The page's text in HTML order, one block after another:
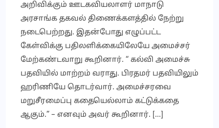
அறிவிக்கும் ஊடகவியலாளர் மாநாடு
அரசாங்க தகவல் திணைக்களத்தில் நேற்று
நடைபெற்றது. இதன்போது எழுப்பட்ட
கேள்விக்கு பதிலளிக்கையிலேயே அமைச்சர்
மேற்கண்டவாறு கூறினார். “ கல்வி அமைச்சு
பதவியில் மாற்றம் வராது. பிரதமர் பதவியிலும்
ஹரிணியே தொடர்வார். அமைச்சரவை
மறுசீரமைப்பு கதையெல்லாம் கட்டுக்கதை
ஆகும்.” – எனவும் அவர் கூறினார். […]